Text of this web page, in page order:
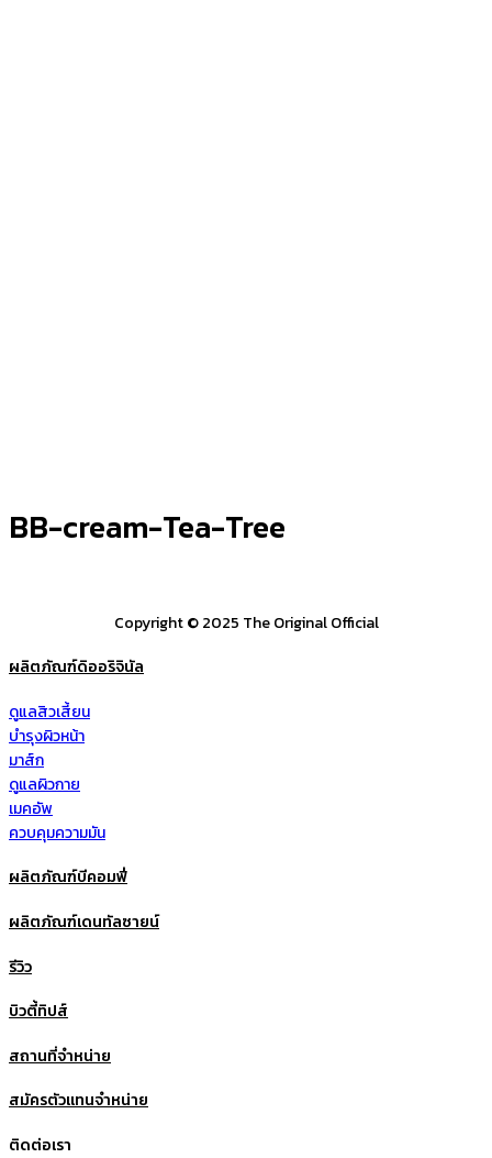
BB-cream-Tea-Tree
Copyright © 2025 The Original Official
ผลิตภัณฑ์ดิออริจินัล
ดูแลสิวเสี้ยน
บำรุงผิวหน้า
มาส์ก
ดูแลผิวกาย
เมคอัพ
ควบคุมความมัน
ผลิตภัณฑ์บีคอมฟี่
ผลิตภัณฑ์เดนทัลซายน์
รีวิว
บิวตี้ทิปส์
สถานที่จำหน่าย
สมัครตัวแทนจำหน่าย
ติดต่อเรา